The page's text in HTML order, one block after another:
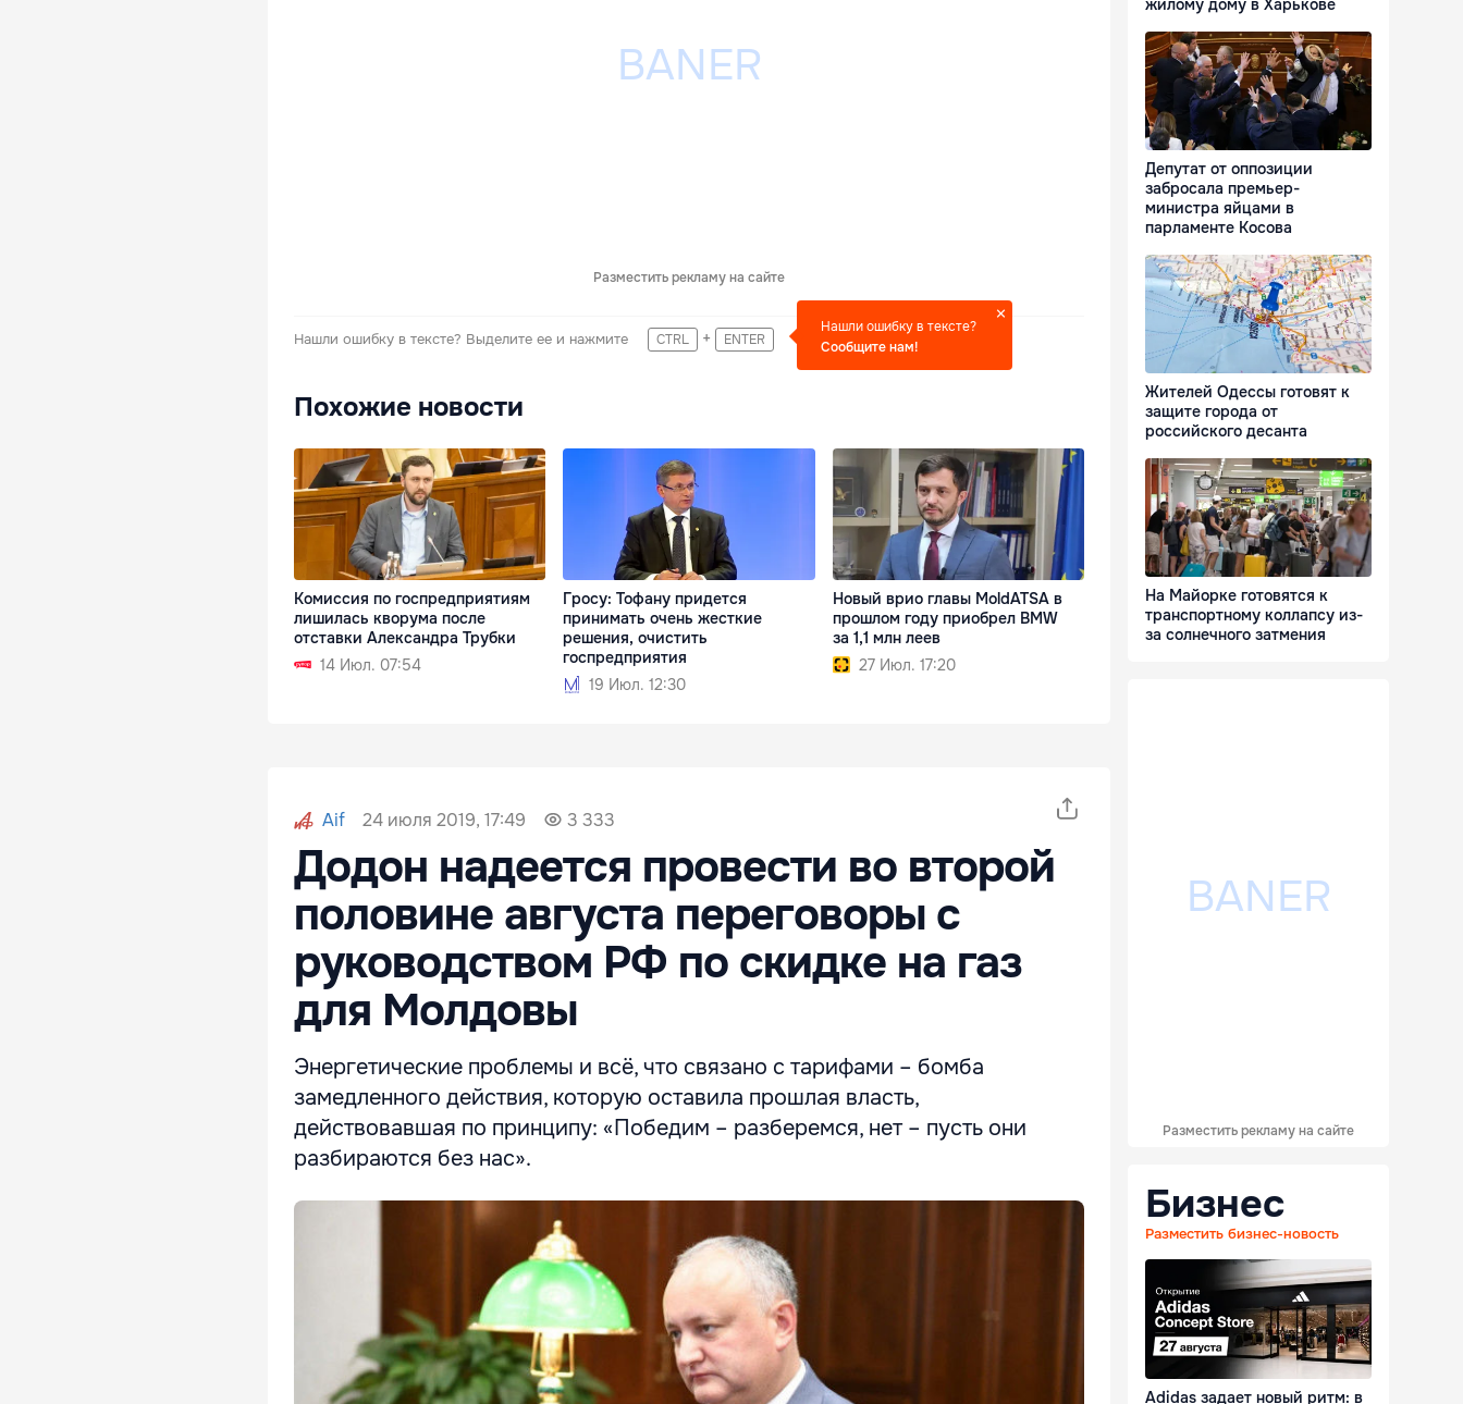
Разместить рекламу на сайте
Нашли ошибку в тексте? Выделите ее и нажмите CTRL + ENTER
Нашли ошибку в тексте?
Сообщите нам!
Похожие новости
Комиссия по госпредприятиям
лишилась кворума после
отставки Александра Трубки
14 Июл. 07:54
Гросу: Тофану придется
принимать очень жесткие
решения, очистить
госпредприятия
19 Июл. 12:30
Новый врио главы MoldATSA в
прошлом году приобрел BMW
за 1,1 млн леев
27 Июл. 17:20
Aif 24 июля 2019, 17:49 3 333
Додон надеется провести во второй
половине августа переговоры с
руководством РФ по скидке на газ
для Молдовы
Энергетические проблемы и всё, что связано с тарифами – бомба
замедленного действия, которую оставила прошлая власть,
действовавшая по принципу: «Победим – разберемся, нет – пусть они
разбираются без нас».
жилому дому в Харькове
Депутат от оппозиции
забросала премьер-
министра яйцами в
парламенте Косова
Жителей Одессы готовят к
защите города от
российского десанта
На Майорке готовятся к
транспортному коллапсу из-
за солнечного затмения
Разместить рекламу на сайте
Бизнес
Разместить бизнес-новость
Adidas задает новый ритм: в